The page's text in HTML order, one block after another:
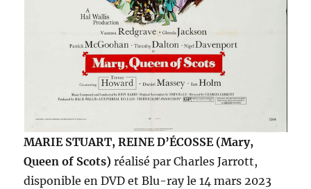
MARIE STUART, REINE D’ÉCOSSE (Mary,
Queen of Scots)réalisé par Charles Jarrott,
disponible en DVD et Blu-ray le 14 mars 2023